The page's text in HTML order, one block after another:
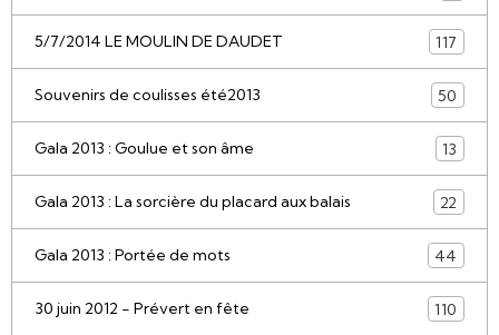
5/7/2014 LE MOULIN DE DAUDET 117
Souvenirs de coulisses été2013 50
Gala 2013 : Goulue et son âme 13
Gala 2013 : La sorcière du placard aux balais 22
Gala 2013 : Portée de mots 44
30 juin 2012 - Prévert en fête 110